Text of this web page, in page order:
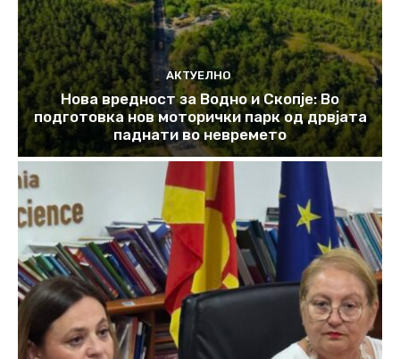
АКТУЕЛНО
Нова вредност за Водно и Скопје: Во
подготовка нов моторички парк од дрвјата
паднати во невремето